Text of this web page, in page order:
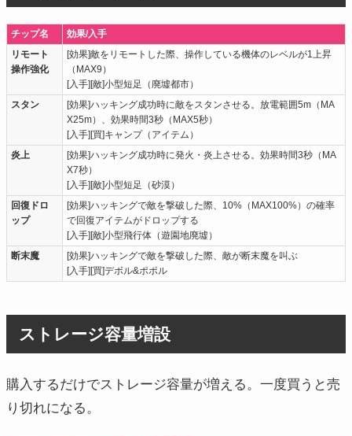
チップ名
効果/入手
リモート
操作強化
[効果]敵をリモートした際、操作している機体のレベルが1上昇
（MAX9）
[入手][敵]小型短足（廃墟都市）
スタン
[効果]ハッキング成功時に敵をスタンさせる。放電範囲5m（MA
X25m）、効果時間3秒（MAX5秒）
[入手][買]キャンプ（アイテム）
炎上
[効果]ハッキング成功時に発火・炎上させる。効果時間3秒（MA
X7秒）
[入手][敵]小型短足（砂漠）
回復ドロ
ップ
[効果]ハッキングで敵を撃破した際、10%（MAX100%）の確率
で回復アイテムがドロップする
[入手][敵]小型飛行体（遊園地廃墟）
断末魔
[効果]ハッキングで敵を撃破した際、敵が断末魔を叫ぶ
[入手][買]デボル&ポポル
ストレージ容量増設
購入するだけでストレージ容量が増える。一度買うと売
り切れになる。